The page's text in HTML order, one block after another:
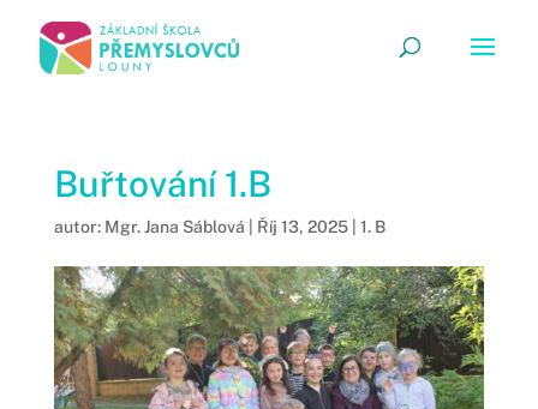
Buřtování 1.B
autor: Mgr. Jana Sáblová Říj 13, 2025| 1. B